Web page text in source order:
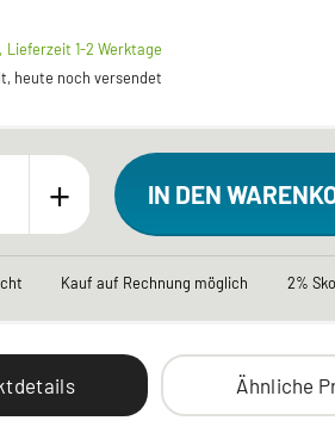
Lieferzeit 1-2 Werktage
heute noch versendet
+ IN DEN
Kauf auf Rechnung möglich 2%
Ähnliche